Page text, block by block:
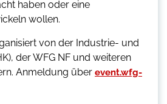
haben oder eine
wollen.
von der Industrie- und
der WFG NF und weiteren
Anmeldung über event.wfg-